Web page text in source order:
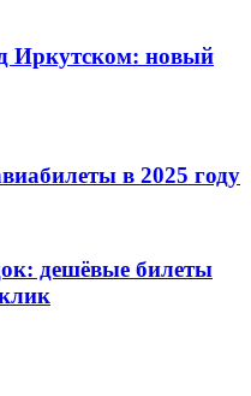
Иркутском: новый
в 2025 году
дешёвые билеты